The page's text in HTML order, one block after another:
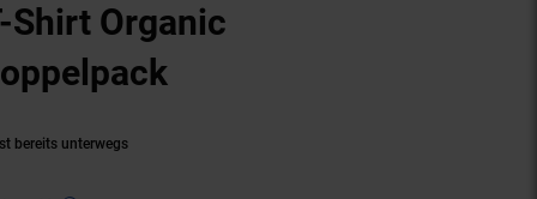
Shirt Organic
bereits unterwegs